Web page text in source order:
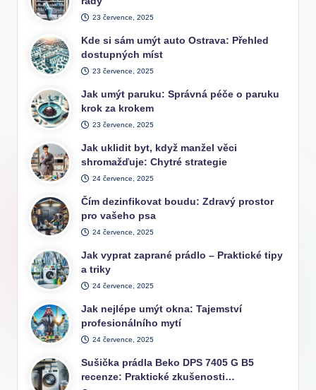
23 července, 2025
Kde si sám umýt auto Ostrava: Přehled
dostupných míst
23 července, 2025
Jak umýt paruku: Správná péče o paruku
krok za krokem
23 července, 2025
Jak uklidit byt, když manžel věci
shromažďuje: Chytré strategie
24 července, 2025
Čím dezinfikovat boudu: Zdravý prostor
pro vašeho psa
24 července, 2025
Jak vyprat zaprané prádlo – Praktické tipy
a triky
24 července, 2025
Jak nejlépe umýt okna: Tajemství
profesionálního mytí
24 července, 2025
Sušička prádla Beko DPS 7405 G B5
recenze: Praktické zkušenosti…